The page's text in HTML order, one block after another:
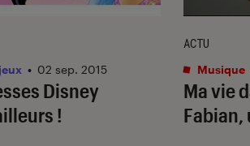
Disney
!
• 02 sep. 2015
Ma vie
ACTU
Musique